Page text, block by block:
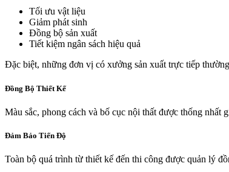
Tối ưu vật liệu
Giảm phát sinh
Đồng bộ sản xuất
Tiết kiệm ngân sách hiệu quả
Đặc biệt, những đơn vị có xưởng sản xuất trực tiếp
Đồng Bộ Thiết Kế
Màu sắc, phong cách và bố cục nội thất được thống nhất
Đảm Bảo Tiến Độ
Toàn bộ quá trình từ thiết kế đến thi công được quản lý